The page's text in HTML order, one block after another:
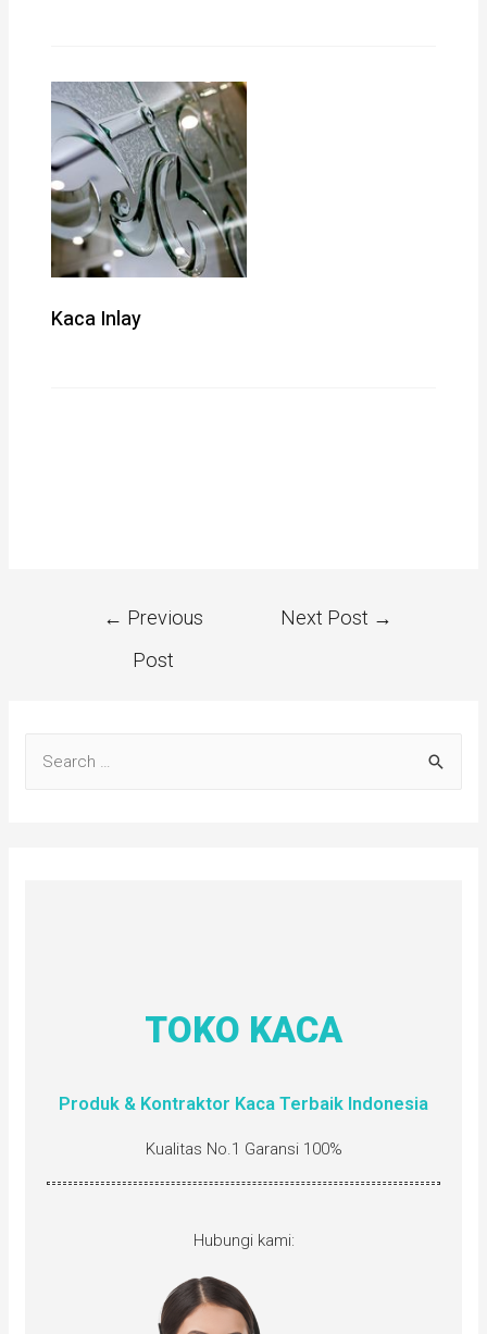
Kaca Inlay
← Previous
Post
Next Post →
TOKO KACA
Produk & Kontraktor Kaca Terbaik Indonesia
Kualitas No.1 Garansi 100%
Hubungi kami: